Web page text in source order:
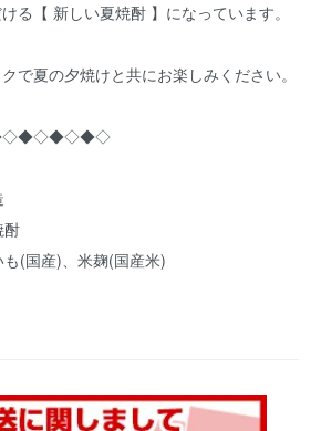
る【 新しい夏焼酎 】になっています。
で夏の夕焼けと共にお楽しみください。
(国産)、米麹(国産米)